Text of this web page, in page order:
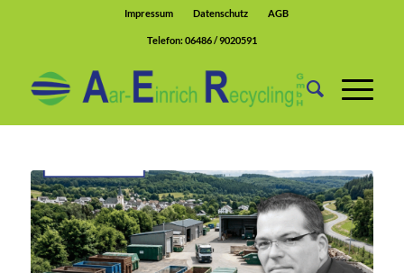
Impressum Datenschutz AGB
Telefon:06486 / 9020591